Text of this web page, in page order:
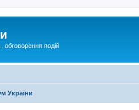
обговорення подій
України